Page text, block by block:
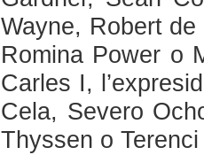
Wayne, Robert
Romina Power o
Carles I,
Cela, Severo
Thyssen o